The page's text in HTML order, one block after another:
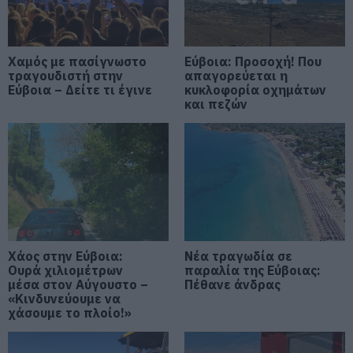
Market Pass: Νέος κύκλος από το
φθινόπωρο του 2026 – Πότε
αναμένονται οι πληρωμές
09.08.2026 | 15:20
Εύβοια: Έργα οδοποιίας 2,4 εκατ.
ευρώ – Ποιοι δρόμοι αλλάζουν
09.08.2026 | 15:00
Τουρισμός για Όλους 2026-2027:
Ποιοι κάνουν αίτηση σήμερα –
Έως 600 ευρώ η επιδότηση
09.08.2026 | 14:40
Έκτακτα μέτρα και απαγορεύσεις
σήμερα στην Εύβοια – Μεγάλη
προσοχή!
Χαμός με πασίγνωστο
τραγουδιστή στην
Εύβοια – Δείτε τι έγινε
Εύβοια: Προσοχή! Που
απαγορεύεται η
κυκλοφορία οχημάτων
και πεζών
Χάος στην Εύβοια:
Ουρά χιλιομέτρων
μέσα στον Αύγουστο –
«Κινδυνεύουμε να
χάσουμε το πλοίο!»
Νέα τραγωδία σε
παραλία της Εύβοιας:
Πέθανε άνδρας